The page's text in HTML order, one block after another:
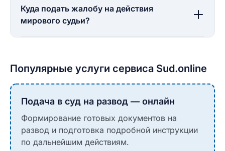
Куда подать жалобу на действия
мирового судьи?
Популярные услуги сервиса Sud.online
Подача в суд на развод — онлайн
Формирование готовых документов на
развод и подготовка подробной инструкции
по дальнейшим действиям.